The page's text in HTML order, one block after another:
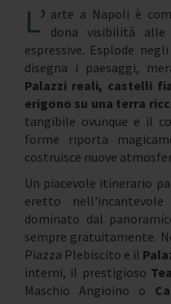
L’ arte a Napoli è
dona visibilità alle
espressive. Esplode
disegna i paesaggi,
Palazzi reali, castelli
erigono su una terra
tangibile ovunque e il
forme riporta
costruisce nuove
Un piacevole itinerario
eretto
dominato dal
sempre gratuitamente.
Piazza Plebiscito e il
interni, il prestigioso
Maschio Angioino o